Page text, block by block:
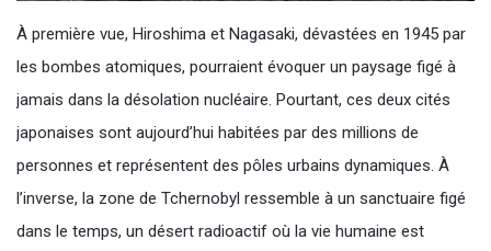
À première vue, Hiroshima et Nagasaki, dévastées en 1945 par
les bombes atomiques, pourraient évoquer un paysage figé à
jamais dans la désolation nucléaire. Pourtant, ces deux cités
japonaises sont aujourd’hui habitées par des millions de
personnes et représentent des pôles urbains dynamiques. À
l’inverse, la zone de Tchernobyl ressemble à un sanctuaire figé
dans le temps, un désert radioactif où la vie humaine est